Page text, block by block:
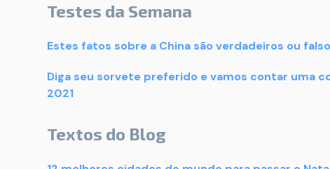
Testes da Semana
Estes fatos sobre a China são verdadeiros ou
Diga seu sorvete preferido e vamos contar uma
2021
Textos do Blog